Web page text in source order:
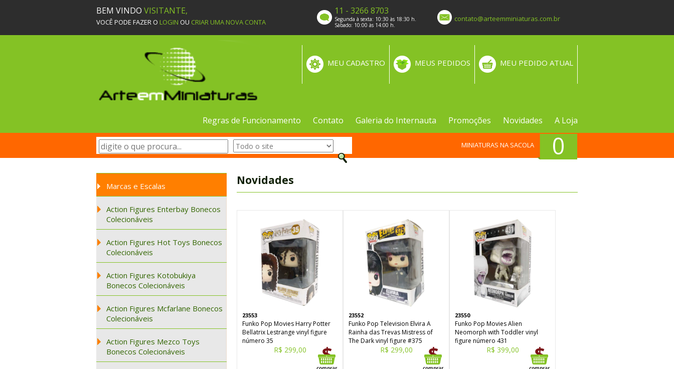
BEM VINDO VISITANTE,
VOCÊ PODE FAZER O LOGIN OU CRIAR UMA NOVA CONTA
11 - 3266 8703
Segunda à sexta: 10:30 às 18:30 h.
Sábado: 10:00 às 14:00 h.
contato@arteemminiaturas.com.br
MEU PEDIDO ATUAL
MEUS PEDIDOS
MEU CADASTRO
Regras de Funcionamento Contato Galeria do Internauta Promoções Novidades A Loja
0
MINIATURAS NA SACOLA
Marcas e Escalas
Action Figures Enterbay Bonecos
Colecionáveis
Action Figures Hot Toys Bonecos
Colecionáveis
Action Figures Kotobukiya
Bonecos Colecionáveis
Action Figures Mcfarlane Bonecos
Colecionáveis
Action Figures Mezco Toys
Bonecos Colecionáveis
Novidades
23553
Funko Pop Movies Harry Potter
Bellatrix Lestrange vinyl figure
número 35
R$ 299,00
23552
Funko Pop Television Elvira A
Rainha das Trevas Mistress of
The Dark vinyl figure #375
R$ 299,00
23550
Funko Pop Movies Alien
Neomorph with Toddler vinyl
figure número 431
R$ 399,00